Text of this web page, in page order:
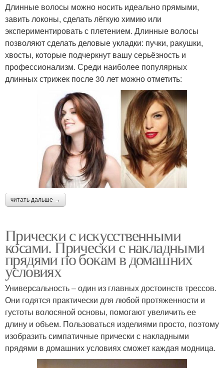
Длинные волосы можно носить идеально прямыми,
завить локоны, сделать лёгкую химию или
экспериментировать с плетением. Длинные волосы
позволяют сделать деловые укладки: пучки, ракушки,
хвосты, которые подчеркнут вашу серьёзность и
профессионализм. Среди наиболее популярных
длинных стрижек после 30 лет можно отметить:
читать дальше →
Прически с искусственными
косами. Прически с накладными
прядями по бокам в домашних
условиях
Универсальность – один из главных достоинств трессов.
Они годятся практически для любой протяженности и
густоты волосяной основы, помогают увеличить ее
длину и объем. Пользоваться изделиями просто, поэтому
изобразить симпатичные прически с накладными
прядями в домашних условиях сможет каждая модница.